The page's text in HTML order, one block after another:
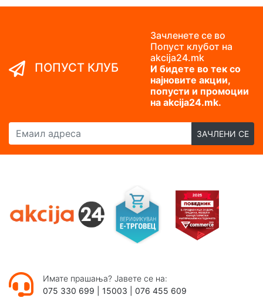
ПОПУСТ КЛУБ
Зачленете се во
Попуст клубот на
akcija24.mk
И бидете во тек со
најновите акции,
попусти и промоции
на akcija24.mk.
Емаил адреса
ЗАЧЛЕНИ СЕ
Имате прашања? Јавете се на:
075 330 699
15003 076 455 609